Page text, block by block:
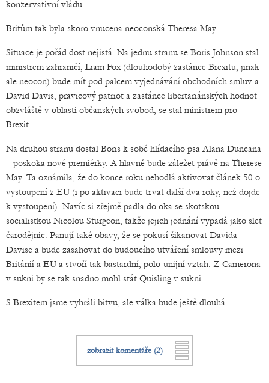
konzervativní vládu.
Britům tak byla skoro vnucena neoconská Theresa May.
Situace je pořád dost nejistá. Na jednu stranu se Boris Johnson stal
ministrem zahraničí, Liam Fox (dlouhodobý zastánce Brexitu, jinak
ale neocon) bude mít pod palcem vyjednávání obchodních smluv a
David Davis, pravicový patriot a zastánce libertariánských hodnot
obzvláště v oblasti občanských svobod, se stal ministrem pro
Brexit.
Na druhou stranu dostal Boris k sobě hlídacího psa Alana Duncana
– poskoka nové premiérky. A hlavně bude záležet právě na Therese
May. Ta oznámila, že do konce roku nehodlá aktivovat článek 50 o
vystoupení z EU (i po aktivaci bude trvat další dva roky, než dojde
k vystoupení). Navíc si zřejmě padla do oka se skotskou
socialistkou Nicolou Sturgeon, takže jejich jednání vypadá jako slet
čarodějnic. Panují také obavy, že se pokusí šikanovat Davida
Davise a bude zasahovat do budoucího utváření smlouvy mezi
Británií a EU a stvoří tak bastardní, polo-unijní vztah. Z Camerona
v sukni by se tak snadno mohl stát Quisling v sukni.
S Brexitem jsme vyhráli bitvu, ale válka bude ještě dlouhá.
zobrazit komentáře (2)